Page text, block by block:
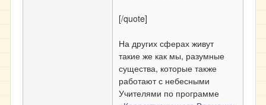
[/quote]
На других сферах живут
такие же как мы, разумные
существа, которые также
работают с небесными
Учителями по программе